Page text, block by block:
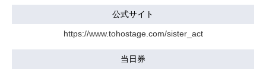
公式サイト
https://www.tohostage.com/sister_act
当日券